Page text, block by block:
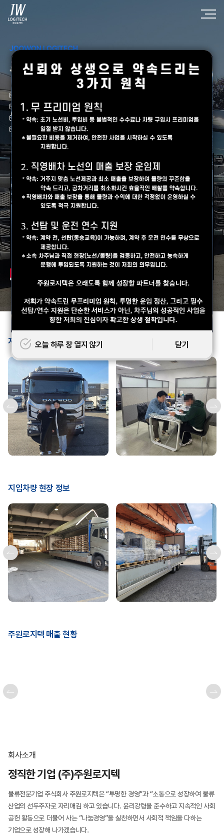
지입차량 출고
지입차량 현장 정보
주원로지텍 매출 현황
회사소개
정직한 기업 (주)주원로지텍
물류전문기업 주식회사 주원로지텍은 “투명한 경영”과 “소통으로 성장하여 물류
산업의 선두주자로 자리매김 하고 있습니다. 윤리강령을 준수하고 지속적인 사회
공헌 활동으로 더불어 사는 ”나눔경영”을 실천하면서 사회적 책임을 다하는
기업으로 성장해 나가겠습니다.
오늘 하루 창 열지 않기 닫기
오늘 하루 창 열지 않기 닫기